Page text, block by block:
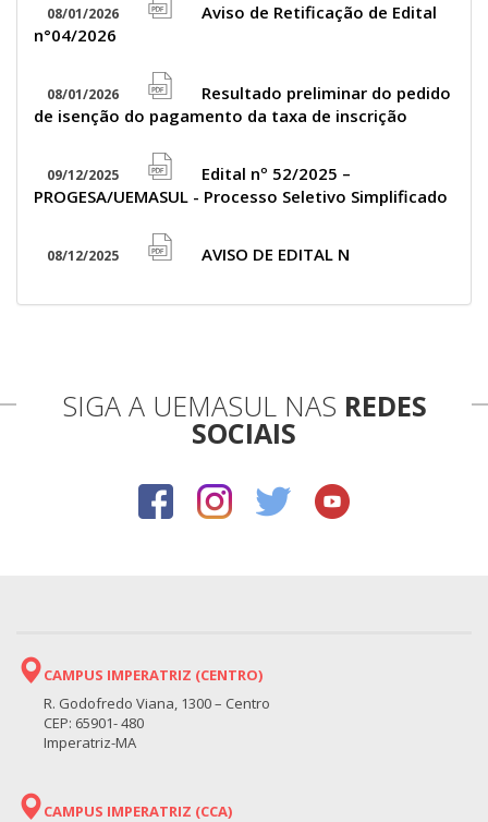
icon
08/01/2026
pdf
icon
Aviso de Retificação de Edital
n°04/2026
08/01/2026
file
pdf
icon
Resultado preliminar do pedido
de isenção do pagamento da taxa de inscrição
09/12/2025
file
pdf
icon
Edital nº 52/2025 –
PROGESA/UEMASUL - Processo Seletivo Simplificado
08/12/2025
pdf
AVISO DE EDITAL N
SIGA A UEMASUL NAS REDES
SOCIAIS
CAMPUS IMPERATRIZ (CENTRO)
R. Godofredo Viana, 1300 – Centro
CEP: 65901- 480
Imperatriz-MA
CAMPUS IMPERATRIZ (CCA)